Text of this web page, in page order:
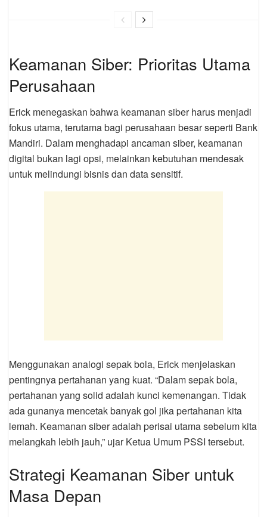
Keamanan Siber: Prioritas Utama
Perusahaan
Erick menegaskan bahwa keamanan siber harus menjadi
fokus utama, terutama bagi perusahaan besar seperti Bank
Mandiri. Dalam menghadapi ancaman siber, keamanan
digital bukan lagi opsi, melainkan kebutuhan mendesak
untuk melindungi bisnis dan data sensitif.
Menggunakan analogi sepak bola, Erick menjelaskan
pentingnya pertahanan yang kuat. “Dalam sepak bola,
pertahanan yang solid adalah kunci kemenangan. Tidak
ada gunanya mencetak banyak gol jika pertahanan kita
lemah. Keamanan siber adalah perisai utama sebelum kita
melangkah lebih jauh,” ujar Ketua Umum PSSI tersebut.
Strategi Keamanan Siber untuk
Masa Depan